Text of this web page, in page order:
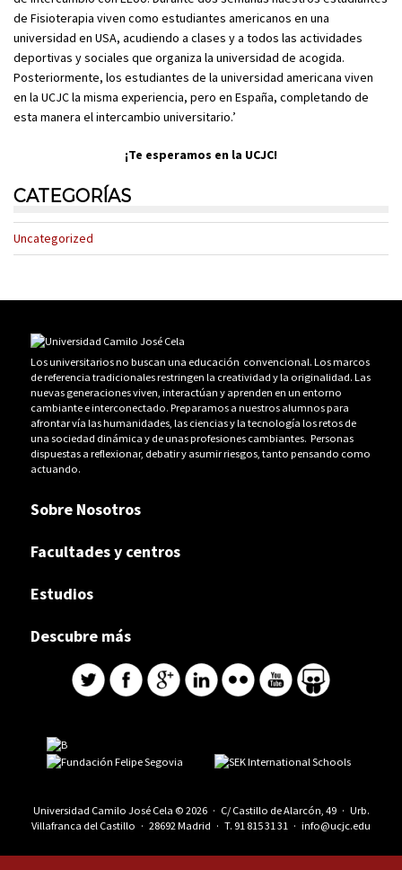
de Fisioterapia viven como estudiantes americanos en una
universidad en USA, acudiendo a clases y a todos las actividades
deportivas y sociales que organiza la universidad de acogida.
Posteriormente, los estudiantes de la universidad americana viven
en la UCJC la misma experiencia, pero en España, completando de
esta manera el intercambio universitario.’
¡Te esperamos en la UCJC!
CATEGORÍAS
Uncategorized
Los universitarios no buscan una educación convencional. Los marcos
de referencia tradicionales restringen la creatividad y la originalidad. Las
nuevas generaciones viven, interactúan y aprenden en un entorno
cambiante e interconectado. Preparamos a nuestros alumnos para
afrontar vía las humanidades, las ciencias y la tecnología los retos de
una sociedad dinámica y de unas profesiones cambiantes. Personas
dispuestas a reflexionar, debatir y asumir riesgos, tanto pensando como
actuando.
Sobre Nosotros
Facultades y centros
Estudios
Descubre más
Universidad Camilo José Cela © 2026 · C/ Castillo de Alarcón, 49 · Urb.
Villafranca del Castillo · 28692 Madrid · T. 91 815 31 31 · info@ucjc.edu